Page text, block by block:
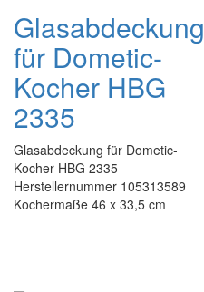
Glasabdeckung
für Dometic-
Kocher HBG
2335
Glasabdeckung für Dometic-
Kocher HBG 2335
Herstellernummer 105313589
Kochermaße 46 x 33,5 cm